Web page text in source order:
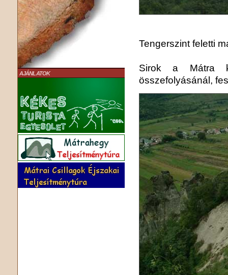
AJÁNLATOK
Tengerszint feletti
Sirok a Mátra
összefolyásánál,